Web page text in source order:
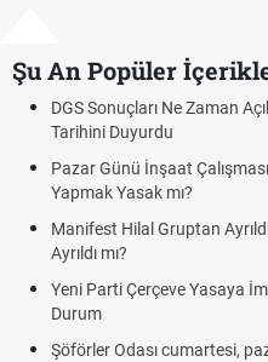
Şu An Popüler
Sonuçları Ne Zaman
Duyurdu
Günü İnşaat Çalışması Yapılır
Yasak mı?
Hilal Gruptan Ayrıldı mı?
mı?
Parti Çerçeve Yasaya İmza Attı
Odası cumartesi, pazar açık